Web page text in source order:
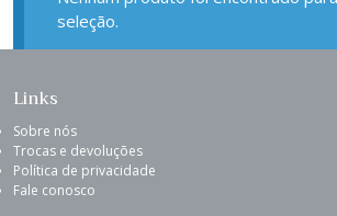
seleção.
Links
Sobre nós
Trocas e devoluções
Política de privacidade
Fale conosco